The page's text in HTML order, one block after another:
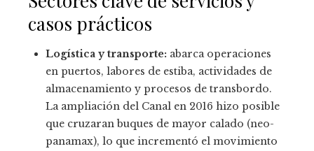
casos prácticos
Logística y transporte: abarca operaciones
en puertos, labores de estiba, actividades de
almacenamiento y procesos de transbordo.
La ampliación del Canal en 2016 hizo posible
que cruzaran buques de mayor calado (neo-
panamax), lo que incrementó el movimiento